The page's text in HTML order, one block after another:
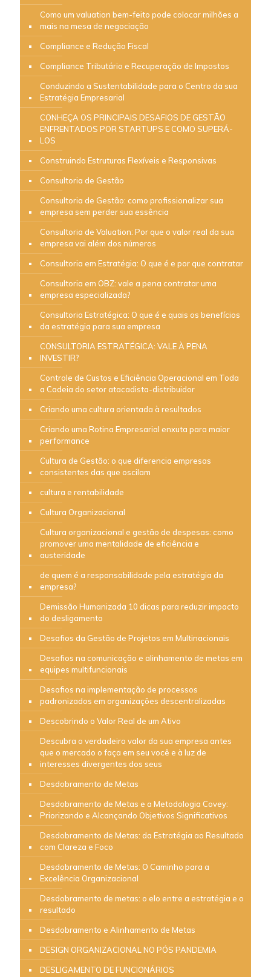
Como um valuation bem-feito pode colocar milhões a
mais na mesa de negociação
Compliance e Redução Fiscal
Compliance Tributário e Recuperação de Impostos
Conduzindo a Sustentabilidade para o Centro da sua
Estratégia Empresarial
CONHEÇA OS PRINCIPAIS DESAFIOS DE GESTÃO
ENFRENTADOS POR STARTUPS E COMO SUPERÁ-
LOS
Construindo Estruturas Flexíveis e Responsivas
Consultoria de Gestão
Consultoria de Gestão: como profissionalizar sua
empresa sem perder sua essência
Consultoria de Valuation: Por que o valor real da sua
empresa vai além dos números
Consultoria em Estratégia: O que é e por que contratar
Consultoria em OBZ: vale a pena contratar uma
empresa especializada?
Consultoria Estratégica: O que é e quais os benefícios
da estratégia para sua empresa
CONSULTORIA ESTRATÉGICA: VALE À PENA
INVESTIR?
Controle de Custos e Eficiência Operacional em Toda
a Cadeia do setor atacadista-distribuidor
Criando uma cultura orientada à resultados
Criando uma Rotina Empresarial enxuta para maior
performance
Cultura de Gestão: o que diferencia empresas
consistentes das que oscilam
cultura e rentabilidade
Cultura Organizacional
Cultura organizacional e gestão de despesas: como
promover uma mentalidade de eficiência e
austeridade
de quem é a responsabilidade pela estratégia da
empresa?
Demissão Humanizada 10 dicas para reduzir impacto
do desligamento
Desafios da Gestão de Projetos em Multinacionais
Desafios na comunicação e alinhamento de metas em
equipes multifuncionais
Desafios na implementação de processos
padronizados em organizações descentralizadas
Descobrindo o Valor Real de um Ativo
Descubra o verdadeiro valor da sua empresa antes
que o mercado o faça em seu você e à luz de
interesses divergentes dos seus
Desdobramento de Metas
Desdobramento de Metas e a Metodologia Covey:
Priorizando e Alcançando Objetivos Significativos
Desdobramento de Metas: da Estratégia ao Resultado
com Clareza e Foco
Desdobramento de Metas: O Caminho para a
Excelência Organizacional
Desdobramento de metas: o elo entre a estratégia e o
resultado
Desdobramento e Alinhamento de Metas
DESIGN ORGANIZACIONAL NO PÓS PANDEMIA
DESLIGAMENTO DE FUNCIONÁRIOS